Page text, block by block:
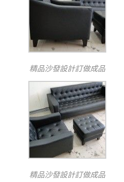
精品沙發設計訂做成品
精品沙發設計訂做成品